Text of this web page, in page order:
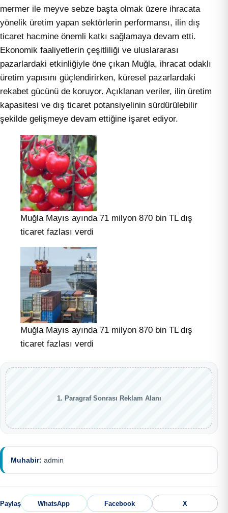
mermer ile meyve sebze başta olmak üzere ihracata
yönelik üretim yapan sektörlerin performansı, ilin dış
ticaret hacmine önemli katkı sağlamaya devam etti.
Ekonomik faaliyetlerin çeşitliliği ve uluslararası
pazarlardaki etkinliğiyle öne çıkan Muğla, ihracat odaklı
üretim yapısını güçlendirirken, küresel pazarlardaki
rekabet gücünü de koruyor. Açıklanan veriler, ilin üretim
kapasitesi ve dış ticaret potansiyelinin sürdürülebilir
şekilde gelişmeye devam ettiğine işaret ediyor.
Muğla Mayıs ayında 71 milyon 870 bin TL dış
ticaret fazlası verdi
Muğla Mayıs ayında 71 milyon 870 bin TL dış
ticaret fazlası verdi
1. Paragraf Sonrası Reklam Alanı
Muhabir: admin
Paylaş WhatsApp Facebook X